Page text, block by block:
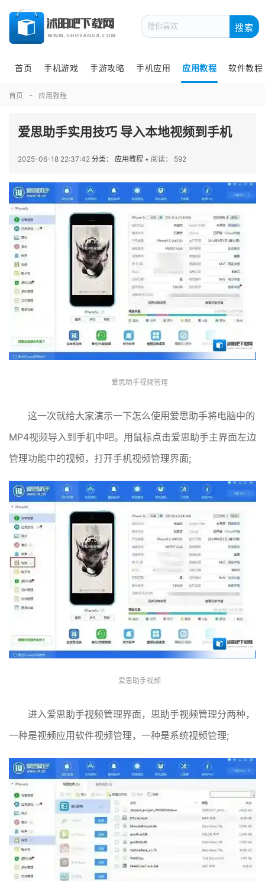
搜索
首页 手机游戏 手游攻略 手机应用 应用教程 软件教程
首页 应用教程
爱思助手实用技巧 导入本地视频到手机
2025-06-18 22:37:42 分类： 应用教程 • 阅读： 592
爱思助手视频管理
这一次就给大家演示一下怎么使用爱思助手将电脑中的
MP4视频导入到手机中吧。用鼠标点击爱思助手主界面左边
管理功能中的视频，打开手机视频管理界面;
爱思助手视频
进入爱思助手视频管理界面，思助手视频管理分两种，
一种是视频应用软件视频管理，一种是系统视频管理;